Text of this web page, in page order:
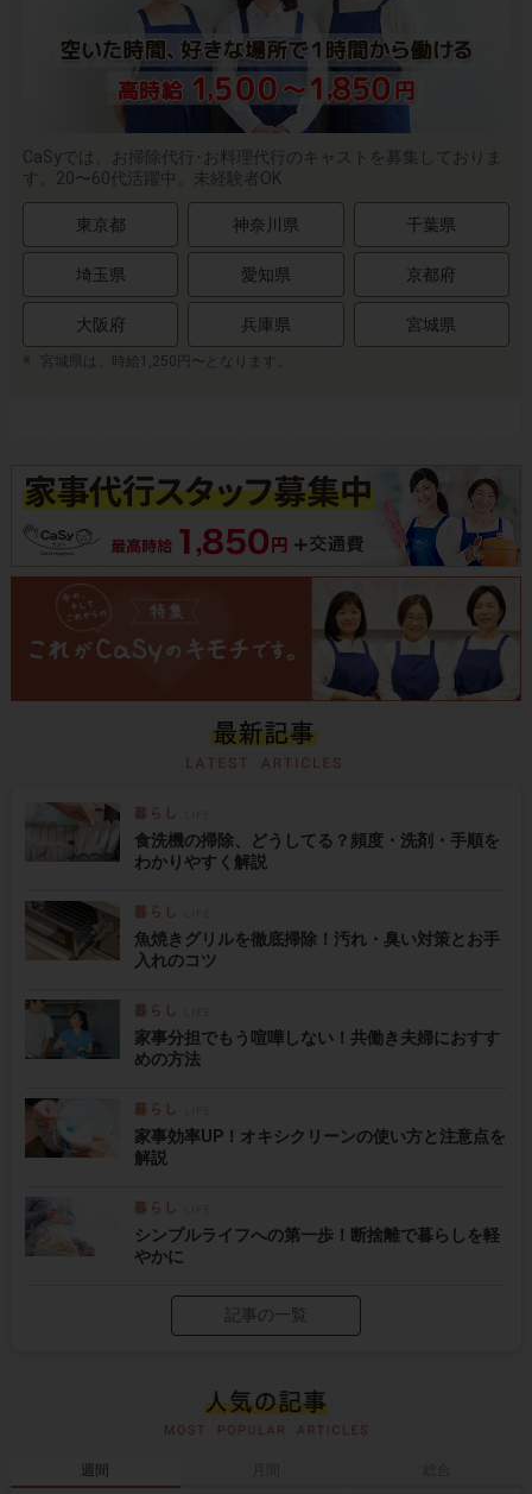
CaSyでは、お掃除代行･お料理代行のキャストを募集しておりま
す。20〜60代活躍中。未経験者OK
東京都 神奈川県 千葉県
埼玉県 愛知県 京都府
大阪府 兵庫県 宮城県
宮城県は、時給1,250円〜となります。
食洗機の掃除、どうしてる？頻度・洗剤・手順を
わかりやすく解説
魚焼きグリルを徹底掃除！汚れ・臭い対策とお手
入れのコツ
家事分担でもう喧嘩しない！共働き夫婦におすす
めの方法
家事効率UP！オキシクリーンの使い方と注意点を
解説
シンプルライフへの第一歩！断捨離で暮らしを軽
やかに
記事の一覧
週間